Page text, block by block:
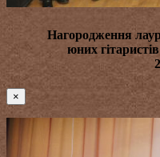
Нагородження
юних
×